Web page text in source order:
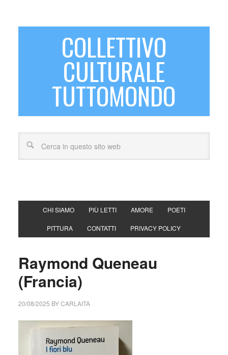
COLLETTIVO
CULTURALE
TUTTOMONDO
CHI SIAMO PIÙ LETTI AMORE POETI
PITTURA CONTATTI PRIVACY POLICY
Raymond Queneau
(Francia)
20/08/2025 BYCARLAITA